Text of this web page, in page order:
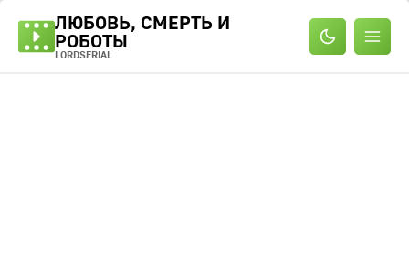
ЛЮБОВЬ, СМЕРТЬ И
РОБОТЫ
LORDSERIAL